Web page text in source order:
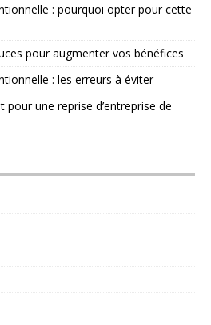
: pourquoi opter pour cette
pour augmenter vos bénéfices
: les erreurs à éviter
une reprise d’entreprise de